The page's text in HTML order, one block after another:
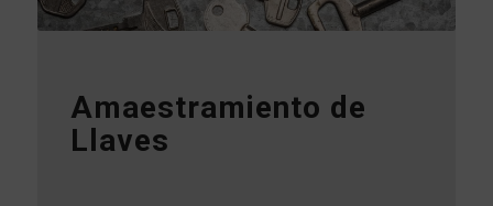
Amaestramiento de
Llaves